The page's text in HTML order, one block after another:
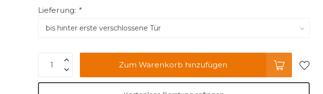
Lieferung: *
Zum Warenkorb hinzufügen